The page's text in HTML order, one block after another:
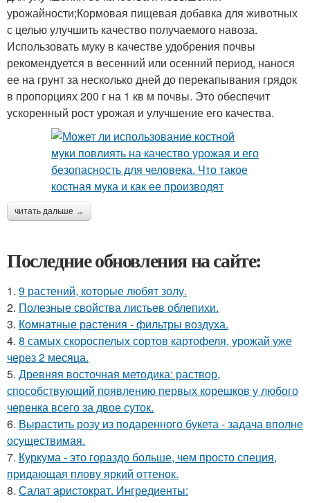
урожайности;Кормовая пищевая добавка для животных
с целью улучшить качество получаемого навоза.
Использовать муку в качестве удобрения почвы
рекомендуется в весенний или осенний период, нанося
ее на грунт за несколько дней до перекапывания грядок
в пропорциях 200 г на 1 кв м почвы. Это обеспечит
ускоренный рост урожая и улучшение его качества.
читать дальше →
Последние обновления на сайте:
1. 9 растений, которые любят золу.
2. Полезные свойства листьев облепихи.
3. Комнатные растения - фильтры воздуха.
4. 8 самых скороспелых сортов картофеля, урожай уже
через 2 месяца.
5. Древняя восточная методика: раствор,
способствующий появлению первых корешков у любого
черенка всего за двое суток.
6. Вырастить розу из подаренного букета - задача вполне
осуществимая.
7. Куркума - это гораздо больше, чем просто специя,
придающая плову яркий оттенок.
8. Салат аристократ. Ингредиенты: